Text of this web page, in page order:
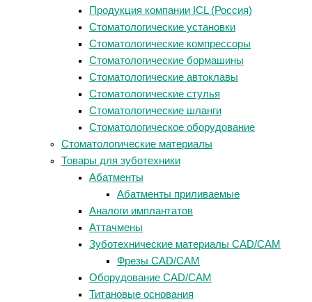
Продукция компании ICL (Россия)
Стоматологические установки
Стоматологические компрессоры
Стоматологические бормашины
Стоматологические автоклавы
Стоматологические стулья
Стоматологические шланги
Стоматологическое оборудование
Стоматологические материалы
Товары для зуботехники
Абатменты
Абатменты приливаемые
Аналоги имплантатов
Аттачмены
Зуботехнические материалы CAD/CAM
Фрезы CAD/CAM
Оборудование CAD/CAM
Титановые основания